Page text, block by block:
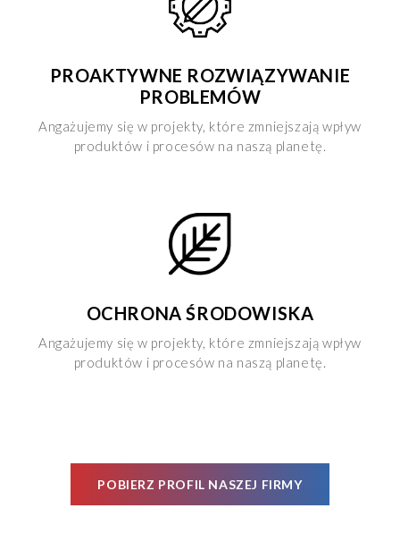
PROAKTYWNE ROZWIĄZYWANIE
PROBLEMÓW
Angażujemy się w projekty, które zmniejszają wpływ
produktów i procesów na naszą planetę.
OCHRONA ŚRODOWISKA
Angażujemy się w projekty, które zmniejszają wpływ
produktów i procesów na naszą planetę.
POBIERZ PROFIL NASZEJ FIRMY